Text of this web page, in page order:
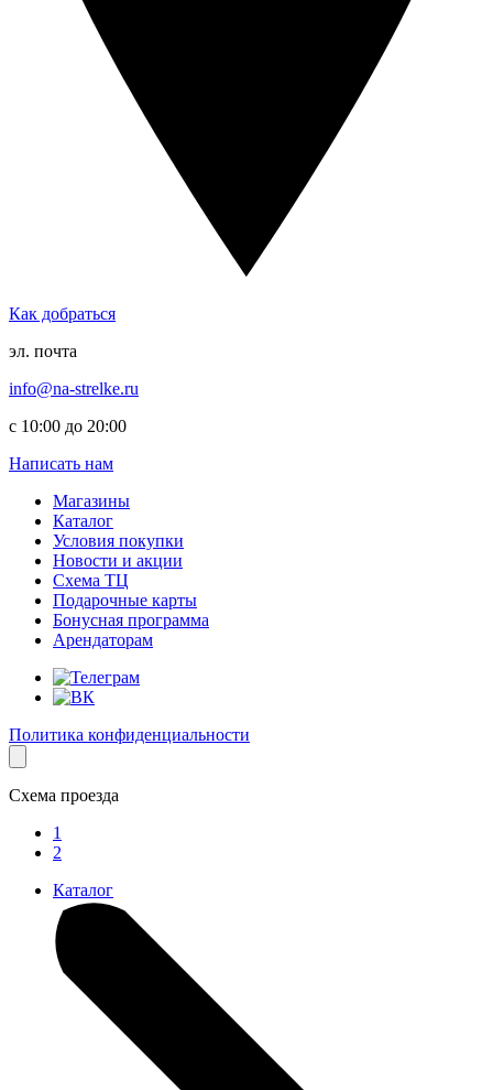
Как добраться
эл. почта
info@na-strelke.ru
с 10:00 до 20:00
Написать нам
Магазины
Каталог
Условия покупки
Новости и акции
Схема ТЦ
Подарочные карты
Бонусная программа
Арендаторам
Политика конфиденциальности
Схема проезда
1
2
Каталог